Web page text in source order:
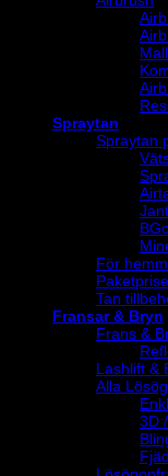
Spraytan
Spraytan
För
Tan
Fransar & Bryn
Frans &
Lashlift &
Alla
3D